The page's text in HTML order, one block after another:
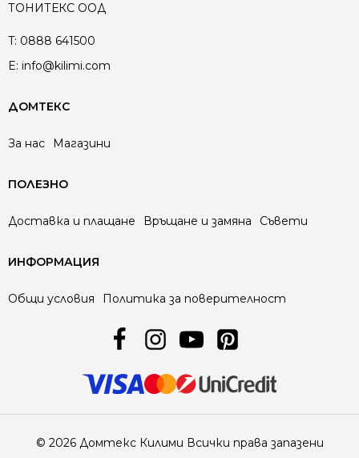
ТОНИТЕКС ООД
T: 0888 641500
E: info@kilimi.com
ДОМТЕКС
За нас Магазини
ПОЛЕЗНО
Доставка и плащане Връщане и замяна Съвети
ИНФОРМАЦИЯ
Общи условия Политика за поверителност
© 2026 Домтекс Килими Всички права запазени